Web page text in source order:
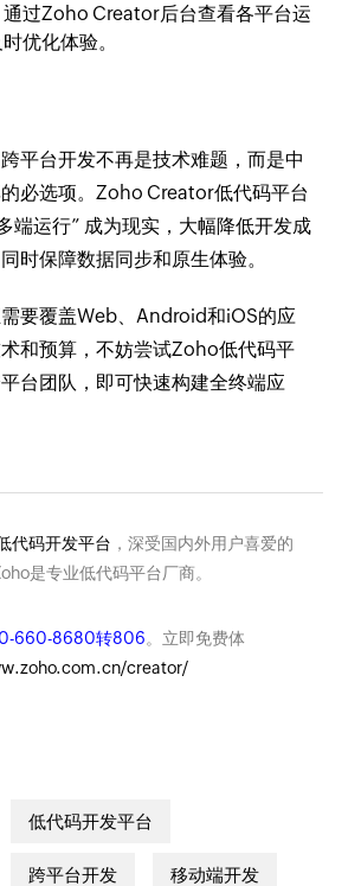
通过Zoho Creator后台查看各平台运
优化体验。
平台开发不再是技术难题，而是中
必选项。Zoho Creator低代码平台
端运行” 成为现实，大幅降低开发成
时保障数据同步和原生体验。
要覆盖Web、Android和iOS的应
和预算，不妨尝试Zoho低代码平
台团队，即可快速构建全终端应
代码开发平台 ，深受国内外用户喜爱的
是专业低代码平台厂商。
660-8680转806。立即免费体
creator/
低代码开发平台
跨平台开发 移动端开发